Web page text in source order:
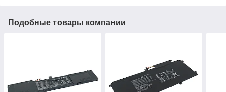
Подобные товары компании